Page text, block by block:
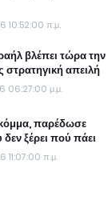
10:52:00 π.μ.
βλέπει τώρα την
στρατηγική απειλή
06:27:00 μ.μ.
παρέδωσε
ξέρει πού πάει
11:07:00 π.μ.